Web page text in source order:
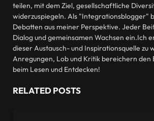
teilen, mit dem Ziel, gesellschaftliche
widerzuspiegeln. Als "Integrationsblogger"
Debatten aus meiner Perspektive. Jeder
Dialog und gemeinsamen Wachsen ein.Ich
dieser Austausch- und Inspirationsquelle zu
Anregungen, Lob und Kritik bereichern den
beim Lesen und Entdecken!
RELATEDPOSTS